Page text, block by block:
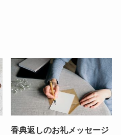
香典返しのお礼メッセージ